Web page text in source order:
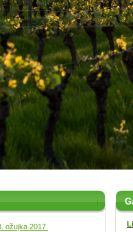
ožujka 2017.